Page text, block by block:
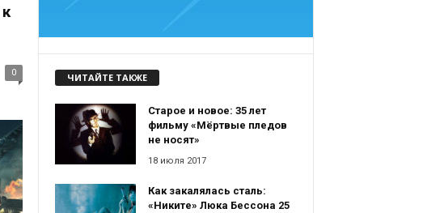
0 ЧИТАЙТЕ ТАКЖЕ
Старое и новое: 35 лет
фильму «Мёртвые пледов
не носят»
18 июля 2017
Как закалялась сталь:
«Никите» Люка Бессона 25